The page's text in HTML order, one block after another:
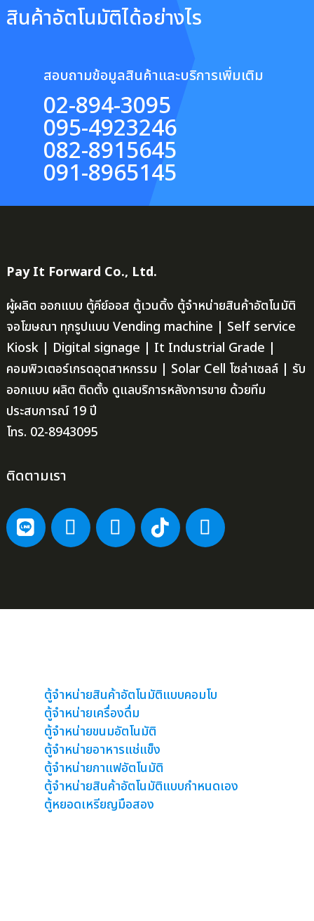
สินค้าอัตโนมัติได้อย่างไร
สอบถามข้อมูลสินค้าและบริการเพิ่มเติม
02-894-3095
095-4923246
082-8915645
091-8965145
Pay It Forward Co., Ltd.
ผู้ผลิต ออกแบบ ตู้คีย์ออส ตู้เวนดิ้ง ตู้จำหน่ายสินค้าอัตโนมัติ
จอโฆษณา ทุกรูปแบบ Vending machine | Self service
Kiosk | Digital signage | It Industrial Grade |
คอมพิวเตอร์เกรดอุตสาหกรรม | Solar Cell โซล่าเซลล์ | รับ
ออกแบบ ผลิต ติดตั้ง ดูแลบริการหลังการขาย ด้วยทีม
ประสบการณ์ 19 ปี
โทร. 02-8943095
ติดตามเรา
ตู้จำหน่ายสินค้าอัตโนมัติแบบคอมโบ
ตู้จำหน่ายเครื่องดื่ม
ตู้จำหน่ายขนมอัตโนมัติ
ตู้จำหน่ายอาหารแช่แข็ง
ตู้จำหน่ายกาแฟอัตโนมัติ
ตู้จำหน่ายสินค้าอัตโนมัติแบบกำหนดเอง
ตู้หยอดเหรียญมือสอง